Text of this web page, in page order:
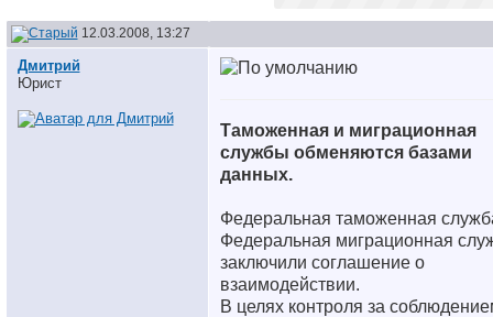
12.03.2008, 13:27
Дмитрий
Юрист
Таможенная и миграционная
службы обменяются базами
данных.
Федеральная таможенная
Федеральная миграционная
заключили соглашение о
взаимодействии.
В целях контроля за